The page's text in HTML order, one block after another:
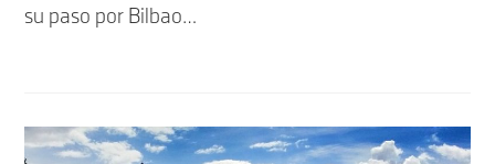
su paso por Bilbao…